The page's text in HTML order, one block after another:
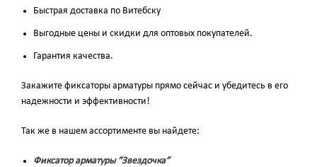
Быстрая доставка по Витебску
Выгодные цены и скидки для оптовых покупателей.
Гарантия качества.
Закажите фиксаторы арматуры прямо сейчас и убедитесь в его
надежности и эффективности!
Так же в нашем ассортименте вы найдете:
Фиксатор арматуры “Звездочка”